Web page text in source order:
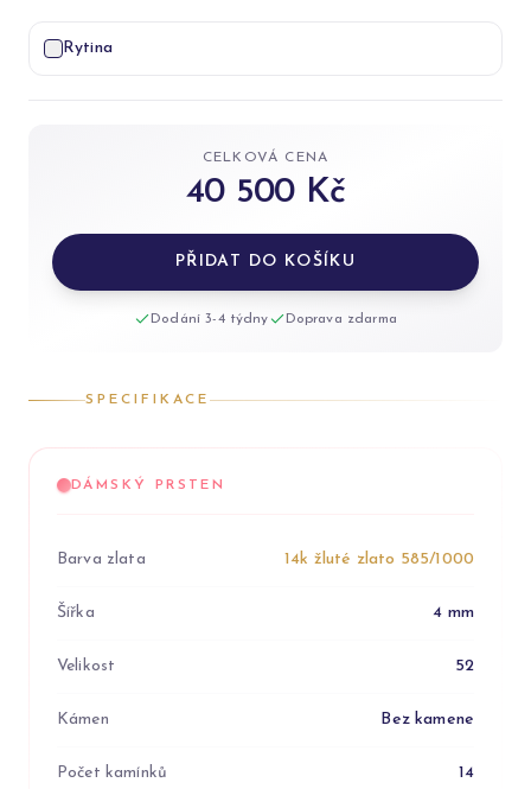
Rytina
CELKOVÁ CENA
40 500 Kč
PŘIDAT DO KOŠÍKU
Dodání 3-4 týdny Doprava zdarma
SPECIFIKACE
DÁMSKÝ PRSTEN
Barva zlata 14k žluté zlato 585/1000
Šířka 4 mm
Velikost 52
Kámen Bez kamene
Počet kamínků 14